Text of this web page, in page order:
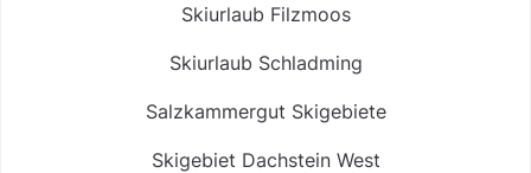
Skiurlaub Filzmoos
Skiurlaub Schladming
Salzkammergut Skigebiete
Skigebiet Dachstein West